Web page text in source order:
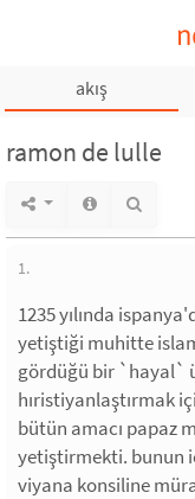
akış
ramon de lulle
1.
1235 yılında
yetiştiği muhitte
gördüğü bir `hayal`
hıristiyanlaştırmak
bütün amacı papaz
yetiştirmekti. bunun
viyana konsiline